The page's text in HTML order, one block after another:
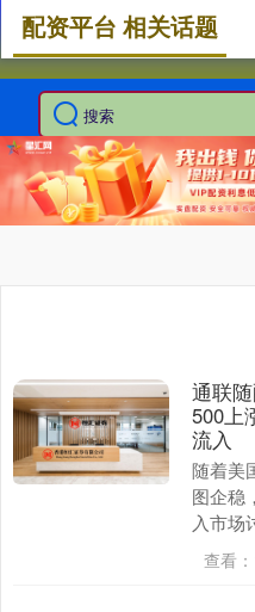
配资平台 相关话题
通联
500上
流入
随着美
图企稳
入市场
来，
是....
查看：